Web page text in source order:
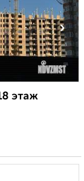
›
этаж